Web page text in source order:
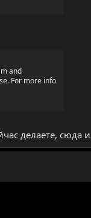
and
For more info
делаете, сюда